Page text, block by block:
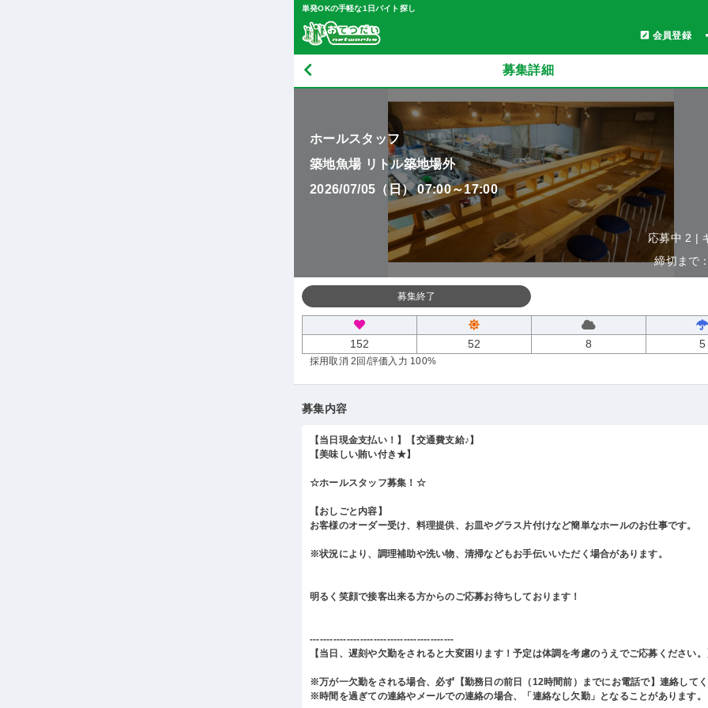
単発OKの手軽な1日バイト探し
会員登録
募集詳細
ホールスタッフ
築地魚場 リトル築地場外
2026/07/05（日） 07:00～17:00
応募中 2 |
締切まで
募集終了
152 52 8 5
採用取消 2回 /評価入力 100%
募集内容
【当日現金支払い！】【交通費支給♪】
【美味しい賄い付き★】
☆ホールスタッフ募集！☆
【おしごと内容】
お客様のオーダー受け、料理提供、お皿やグラス片付けなど簡単なホールのお仕事です。
※状況により、調理補助や洗い物、清掃などもお手伝いいただく場合があります。
明るく笑顔で接客出来る方からのご応募お待ちしております！
-------------------------------------------
【当日、遅刻や欠勤をされると大変困ります！予定は体調を考慮のうえでご応募ください。
※万が一欠勤をされる場合、必ず【勤務日の前日（12時間前）までにお電話で】連絡してく
※時間を過ぎての連絡やメールでの連絡の場合、「連絡なし欠勤」となることがあります。